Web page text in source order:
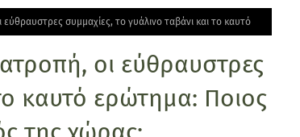
συμμαχίες, το γυάλινο ταβάνι και το καυτό
οι εύθραυστρες
καυτό ερώτημα: Ποιος